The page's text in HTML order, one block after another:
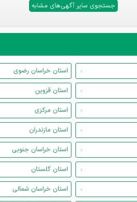
جستجوی سایر آگهی‌های مشابه
استان خراسان رضوی
استان قزوین
استان مرکزی
استان مازندران
استان خراسان جنوبی
استان گلستان
استان خراسان شمالی